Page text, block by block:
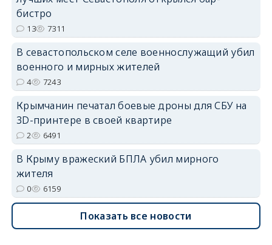
бистро
13 7311
В севастопольском селе военнослужащий убил
военного и мирных жителей
4 7243
Крымчанин печатал боевые дроны для СБУ на
3D-принтере в своей квартире
2 6491
В Крыму вражеский БПЛА убил мирного
жителя
0 6159
Показать все новости